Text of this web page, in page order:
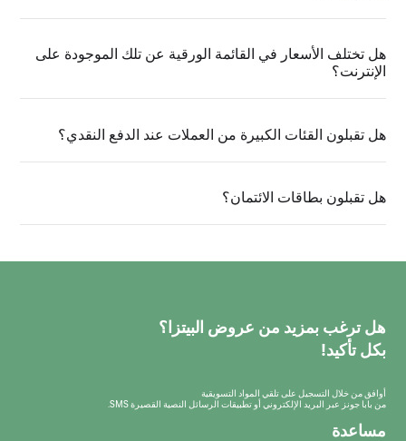
نحن بحاجة للتأكد من أنه يمكننا التوصيل إلى منطقتك قبل اختيار طعامك.
هل تختلف الأسعار في القائمة الورقية عن تلك الموجودة على
الإنترنت؟
لا ، الأسعار في مطاعمنا وعبر الإنترنت هي نفسها. لكن في بعض الأحيان
اطلب المزيد من التفاصيل في متجرك المحلي.
هل تقبلون القئات الكبيرة من العملات عند الدفع النقدي؟
نعم ، ولكن يرجى إعلامنا عند الطلب ، حتى يتمكن سائق التوصيل الخاص
هل تقبلون بطاقات الائتمان؟
نعم ولكل الطلبات.
هل ترغب بمزيد من عروض البيتزا؟
بكل تأكيد!
أوافق من خلال التسجيل على تلقي المواد التسويقية
من بابا جونز عبر البريد الإلكتروني أو تطبيقات الرسائل النصية القصيرة SMS.
مساعدة